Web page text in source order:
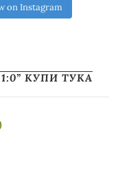
on Instagram
КУПИ ТУКА